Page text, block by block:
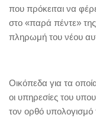
που πρόκειται να
στο «παρά πέντε»
πληρωμή του νέου
Οικόπεδα για τα
οι υπηρεσίες του
τον ορθό υπολογισμό